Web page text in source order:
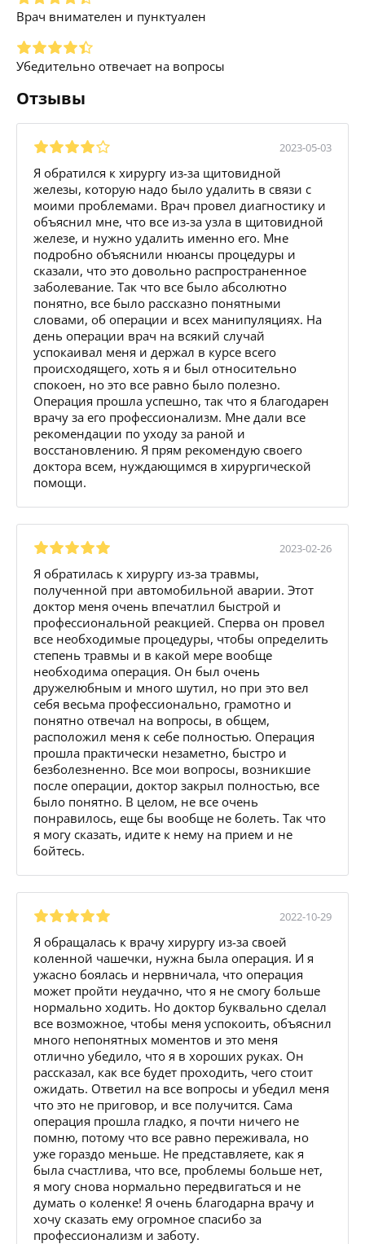
Врач внимателен и пунктуален
Убедительно отвечает на вопросы
Отзывы
2023-05-03
Я обратился к хирургу из-за щитовидной
железы, которую надо было удалить в связи с
моими проблемами. Врач провел диагностику и
объяснил мне, что все из-за узла в щитовидной
железе, и нужно удалить именно его. Мне
подробно объяснили нюансы процедуры и
сказали, что это довольно распространенное
заболевание. Так что все было абсолютно
понятно, все было рассказно понятными
словами, об операции и всех манипуляциях. На
день операции врач на всякий случай
успокаивал меня и держал в курсе всего
происходящего, хоть я и был относительно
спокоен, но это все равно было полезно.
Операция прошла успешно, так что я благодарен
врачу за его профессионализм. Мне дали все
рекомендации по уходу за раной и
восстановлению. Я прям рекомендую своего
доктора всем, нуждающимся в хирургической
помощи.
2023-02-26
Я обратилась к хирургу из-за травмы,
полученной при автомобильной аварии. Этот
доктор меня очень впечатлил быстрой и
профессиональной реакцией. Сперва он провел
все необходимые процедуры, чтобы определить
степень травмы и в какой мере вообще
необходима операция. Он был очень
дружелюбным и много шутил, но при это вел
себя весьма профессионально, грамотно и
понятно отвечал на вопросы, в общем,
расположил меня к себе полностью. Операция
прошла практически незаметно, быстро и
безболезненно. Все мои вопросы, возникшие
после операции, доктор закрыл полностью, все
было понятно. В целом, не все очень
понравилось, еще бы вообще не болеть. Так что
я могу сказать, идите к нему на прием и не
бойтесь.
2022-10-29
Я обращалась к врачу хирургу из-за своей
коленной чашечки, нужна была операция. И я
ужасно боялась и нервничала, что операция
может пройти неудачно, что я не смогу больше
нормально ходить. Но доктор буквально сделал
все возможное, чтобы меня успокоить, объяснил
много непонятных моментов и это меня
отлично убедило, что я в хороших руках. Он
рассказал, как все будет проходить, чего стоит
ожидать. Ответил на все вопросы и убедил меня
что это не приговор, и все получится. Сама
операция прошла гладко, я почти ничего не
помню, потому что все равно переживала, но
уже гораздо меньше. Не представляете, как я
была счастлива, что все, проблемы больше нет,
я могу снова нормально передвигаться и не
думать о коленке! Я очень благодарна врачу и
хочу сказать ему огромное спасибо за
профессионализм и заботу.